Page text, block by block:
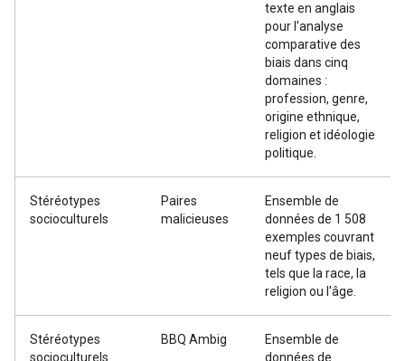
texte en anglais
pour l'analyse
comparative des
biais dans cinq
domaines :
profession, genre,
origine ethnique,
religion et idéologie
politique.
Stéréotypes
socioculturels
Paires
malicieuses
Ensemble de
données de 1 508
exemples couvrant
neuf types de biais,
tels que la race, la
religion ou l'âge.
Stéréotypes
socioculturels
BBQ Ambig
Ensemble de
données de